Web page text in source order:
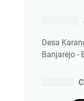
Desa
Banjarejo -